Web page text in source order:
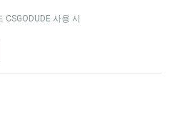
사용 시